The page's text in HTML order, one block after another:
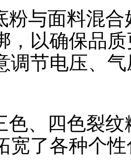
粉与面料混
，以确保品
调节电压、
色、四色裂
宽了各种个